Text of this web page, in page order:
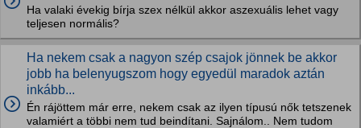
Ha valaki évekig bírja szex nélkül akkor aszexuális lehet vagy
teljesen normális?
Ha nekem csak a nagyon szép csajok jönnek be akkor
jobb ha belenyugszom hogy egyedül maradok aztán
inkább...
Én rájöttem már erre, nekem csak az ilyen típusú nők tetszenek
valamiért a többi nem tud beindítani. Sajnálom.. Nem tudom